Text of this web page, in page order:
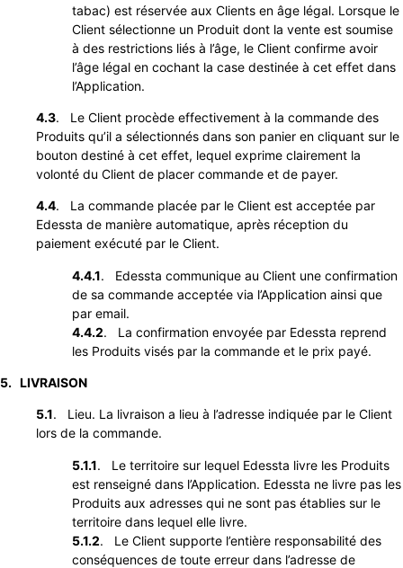
tabac) est réservée aux Clients en âge légal. Lorsque le
Client sélectionne un Produit dont la vente est soumise
à des restrictions liés à l’âge, le Client confirme avoir
l’âge légal en cochant la case destinée à cet effet dans
l’Application.
4.3. Le Client procède effectivement à la commande des
Produits qu’il a sélectionnés dans son panier en cliquant sur le
bouton destiné à cet effet, lequel exprime clairement la
volonté du Client de placer commande et de payer.
4.4. La commande placée par le Client est acceptée par
Edessta de manière automatique, après réception du
paiement exécuté par le Client.
4.4.1. Edessta communique au Client une confirmation
de sa commande acceptée via l’Application ainsi que
par email.
4.4.2. La confirmation envoyée par Edessta reprend
les Produits visés par la commande et le prix payé.
5. LIVRAISON
5.1. Lieu. La livraison a lieu à l’adresse indiquée par le Client
lors de la commande.
5.1.1. Le territoire sur lequel Edessta livre les Produits
est renseigné dans l’Application. Edessta ne livre pas les
Produits aux adresses qui ne sont pas établies sur le
territoire dans lequel elle livre.
5.1.2. Le Client supporte l’entière responsabilité des
conséquences de toute erreur dans l’adresse de